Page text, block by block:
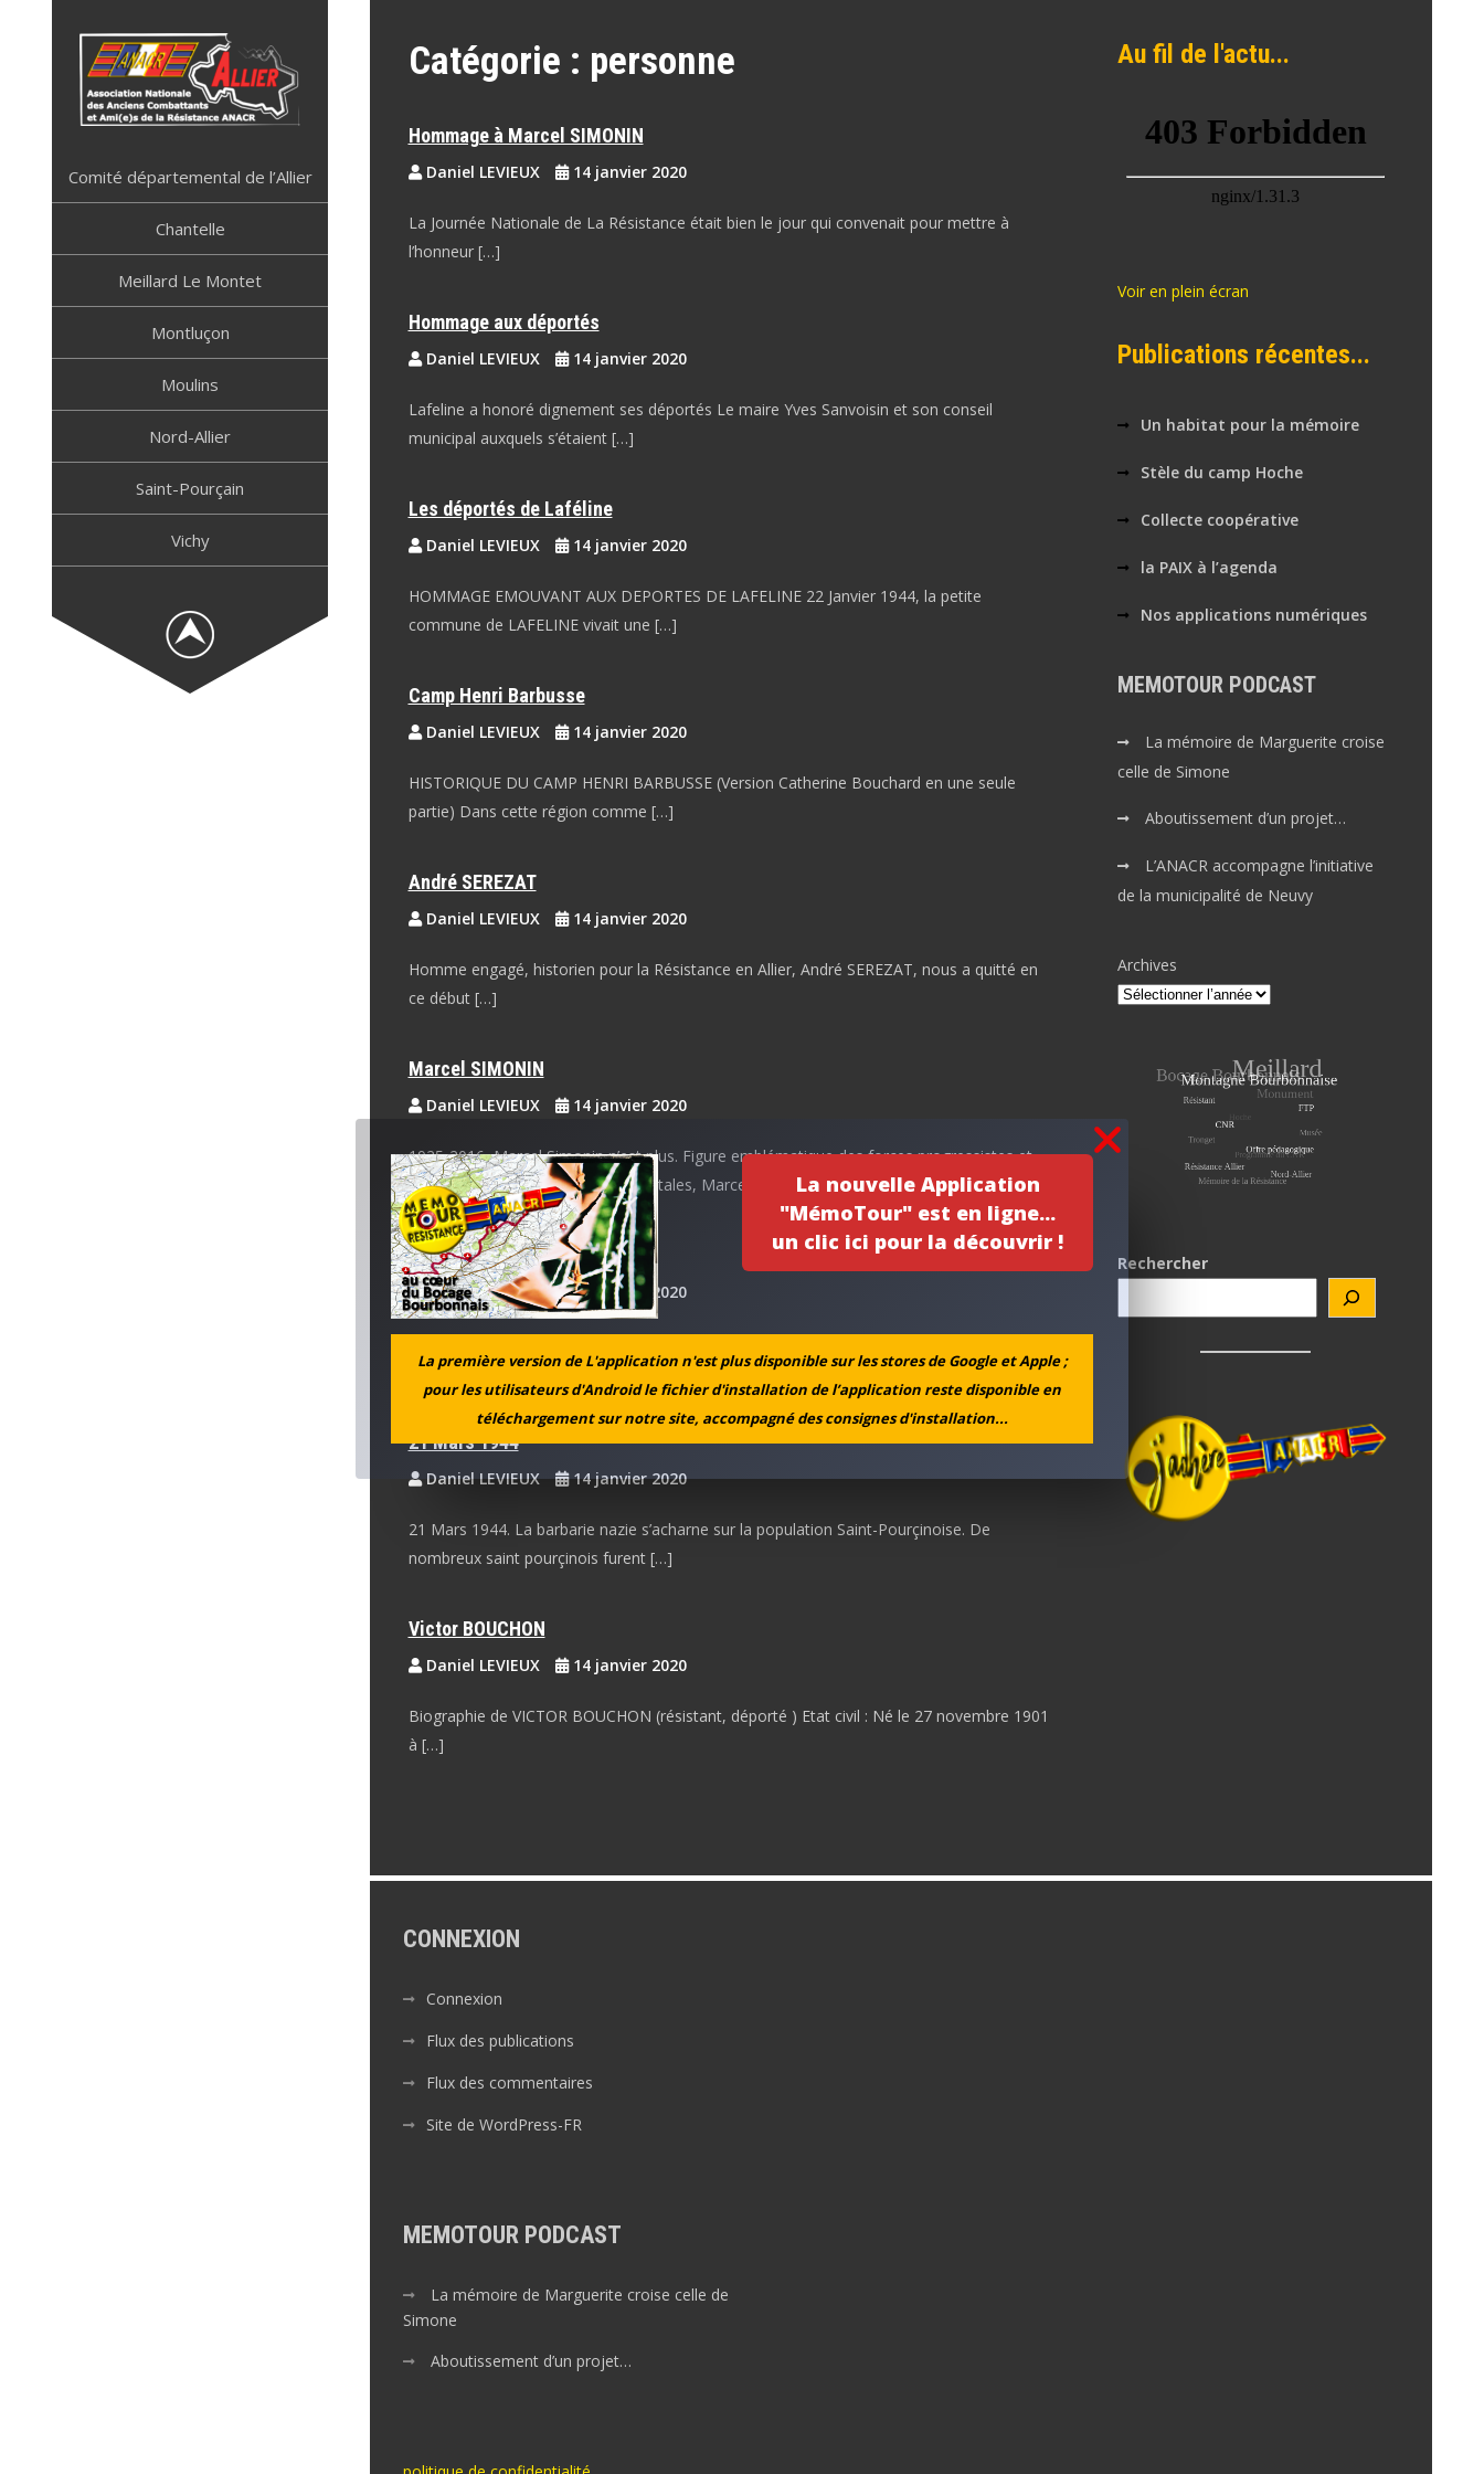
La nouvelle Application
"MémoTour" est en ligne...
un clic ici pour la découvrir !
La première version de L'application n'est plus disponible sur les stores de Google et Apple ;
pour les utilisateurs d'Android le fichier d'installation de l’application reste disponible en
téléchargement sur notre site, accompagné des consignes d'installation...
Comité départemental de l’Allier
Chantelle
Meillard Le Montet
Montluçon
Moulins
Nord-Allier
Saint-Pourçain
Vichy
Catégorie : personne
Hommage à Marcel SIMONIN
Daniel LEVIEUX 14 janvier 2020
La Journée Nationale de La Résistance était bien le jour qui convenait pour mettre à
l’honneur […]
Hommage aux déportés
Daniel LEVIEUX 14 janvier 2020
Lafeline a honoré dignement ses déportés Le maire Yves Sanvoisin et son conseil
municipal auxquels s’étaient […]
Les déportés de Laféline
Daniel LEVIEUX 14 janvier 2020
HOMMAGE EMOUVANT AUX DEPORTES DE LAFELINE 22 Janvier 1944, la petite
commune de LAFELINE vivait une […]
Camp Henri Barbusse
Daniel LEVIEUX 14 janvier 2020
HISTORIQUE DU CAMP HENRI BARBUSSE (Version Catherine Bouchard en une seule
partie) Dans cette région comme […]
André SEREZAT
Daniel LEVIEUX 14 janvier 2020
Homme engagé, historien pour la Résistance en Allier, André SEREZAT, nous a quitté en
ce début […]
Marcel SIMONIN
Daniel LEVIEUX 14 janvier 2020
1925-2016, Marcel Simonin n’est plus. Figure emblématique des forces progressistes et
patriotiques locales et départementales, Marcel […]
Georges BLANCHARD
Daniel LEVIEUX 14 janvier 2020
aujourd’hui […]
21 Mars 1944
Daniel LEVIEUX 14 janvier 2020
21 Mars 1944. La barbarie nazie s’acharne sur la population Saint-Pourçinoise. De
nombreux saint pourçinois furent […]
Victor BOUCHON
Daniel LEVIEUX 14 janvier 2020
Biographie de VICTOR BOUCHON (résistant, déporté ) Etat civil : Né le 27 novembre 1901
à […]
Au fil de l'actu...
Voir en plein écran
Publications récentes...
Un habitat pour la mémoire
Stèle du camp Hoche
Collecte coopérative
la PAIX à l’agenda
Nos applications numériques
MEMOTOUR PODCAST
La mémoire de Marguerite croise
celle de Simone
Aboutissement d’un projet…
L’ANACR accompagne l’initiative
de la municipalité de Neuvy
Archives
Rechercher
CONNEXION
Connexion
Flux des publications
Flux des commentaires
Site de WordPress-FR
MEMOTOUR PODCAST
La mémoire de Marguerite croise celle de
Simone
Aboutissement d’un projet…